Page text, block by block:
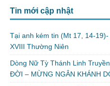
Tin mới cập nhật
Tại anh kém tin (Mt 17, 14-
XVIII Thường Niên
Dòng Nữ Tỳ Thánh Linh
ĐỜI – MỪNG NGÂN KHÁNH